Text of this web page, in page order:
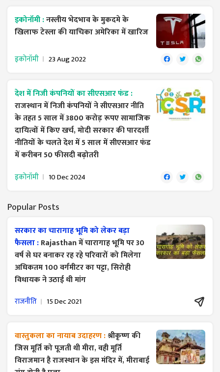
इकोनॉमी :नस्लीय भेदभाव के मुकदमे के
खिलाफ टेस्ला की याचिका अमेरिका में खारिज
इकोनॉमी 23 Aug 2022
देश में निजी कंपनियों का सीएसआर फंड :
राजस्थान में निजी कंपनियों ने सीएसआर नीति
के तहत 5 साल में 3800 करोड़ रूपए सामाजिक
दायित्वों में किए खर्च, मोदी सरकार की पारदर्शी
नीतियों के चलते देश में 5 साल में सीएसआर फंड
में करीबन 50 फीसदी बढ़ोतरी
इकोनॉमी 10 Dec 2024
Popular Posts
सरकार का चारागाह भूमि को लेकर बड़ा
फैसला :Rajasthan में चारागाह भूमि पर 30
वर्ष से घर बनाकर रह रहे परिवारों को मिलेगा
अधिकतम 100 वर्गमीटर का पट्टा, सिरोही
विधायक ने उठाई थी मांग
राजनीति 15 Dec 2021
वास्तुकला का नायाब उदाहरण :श्रीकृष्ण की
जिस मूर्ति को पूजती थी मीरा, वही मूर्ति
विराजमान है राजस्थान के इस मंदिर में, मीराबाई